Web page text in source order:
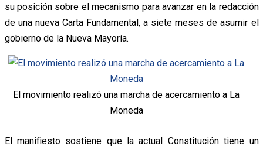
su posición sobre el mecanismo para avanzar en la redacción
de una nueva Carta Fundamental, a siete meses de asumir el
gobierno de la Nueva Mayoría.
El movimiento realizó una marcha de acercamiento a La
Moneda
El manifiesto sostiene que la actual Constitución tiene un